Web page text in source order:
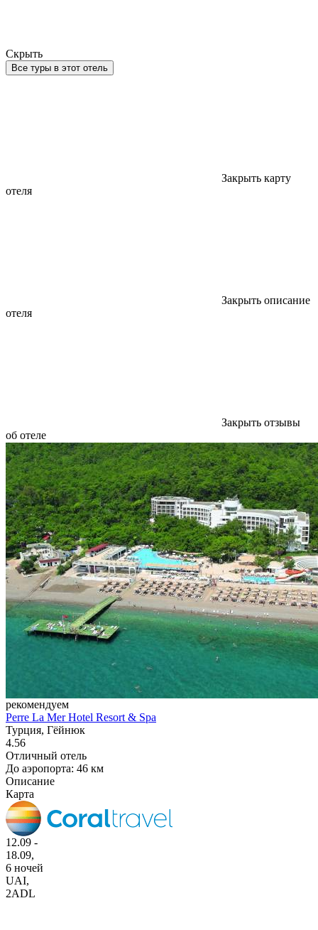
Скрыть
Все туры в этот отель
Закрыть карту
отеля
Закрыть описание
отеля
Закрыть отзывы
об отеле
рекомендуем
Perre La Mer Hotel Resort & Spa
Турция, Гёйнюк
4.56
Отличный отель
До аэропорта: 46 км
Описание
Карта
12.09 -
18.09,
6 ночей
UAI,
2ADL